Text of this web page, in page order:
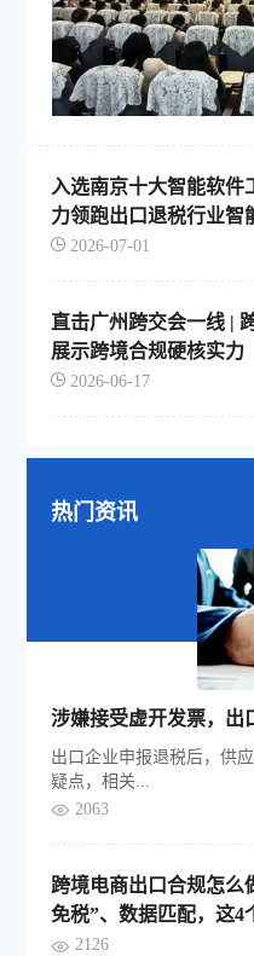
入选南京十大智能软
力领跑出口退税行业智
2026-07-01
直击广州跨交会一线 |
展示跨境合规硬核实力
2026-06-17
热门资讯
涉嫌接受虚开发票，出
出口企业申报退税后，供
疑点，相关...
2063
跨境电商出口合规怎么
免税”、数据匹配，这4
2126